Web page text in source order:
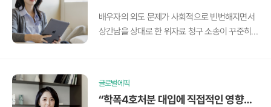
배우자의 외도 문제가 사회적으로 빈번해지면서
상간남을 상대로 한 위자료 청구 소송이 꾸준히
글로벌에픽
“학폭4호처분 대입에 직접적인 영향을